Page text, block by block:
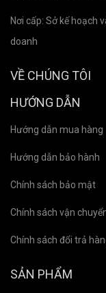
Nơi cấp: Sở kế hoạch
doanh
VỀ CHÚNG TÔI
HƯỚNG DẪN
Hướng dẫn mua hàng
Hướng dẫn bảo hành
Chính sách bảo mật
Chính sách vận
Chính sách đổi trả
SẢN PHẨM